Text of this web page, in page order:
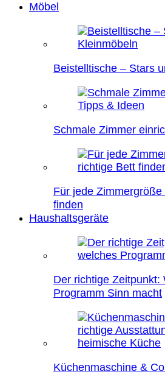
Möbel
Beistelltische – Stars
Schmale Zimmer
Für jede
finden
Haushaltsgeräte
Der richtige Zeitpunkt:
Programm Sinn macht
Küchenmaschine &